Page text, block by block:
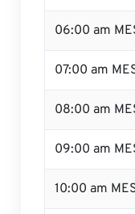
06:00 am
07:00 am
08:00 am
09:00 am
10:00 am